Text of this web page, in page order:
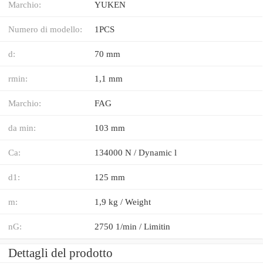
Marchio: YUKEN
Numero di modello: 1PCS
d: 70 mm
rmin: 1,1 mm
Marchio: FAG
da min: 103 mm
Ca: 134000 N / Dynamic l
d1: 125 mm
m: 1,9 kg / Weight
nG: 2750 1/min / Limitin
Dettagli del prodotto